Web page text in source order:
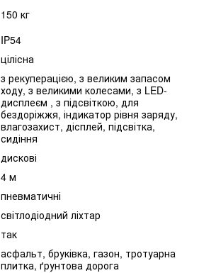
150 кг
IP54
цілісна
з рекуперацією, з великим запасом
ходу, з великими колесами, з LED-
дисплеєм , з підсвіткою, для
бездоріжжя, індикатор рівня заряду,
влагозахист, дісплей, підсвітка,
сидіння
дискові
4 м
пневматичні
світлодіодний ліхтар
так
асфальт, бруківка, газон, тротуарна
плитка, ґрунтова дорога